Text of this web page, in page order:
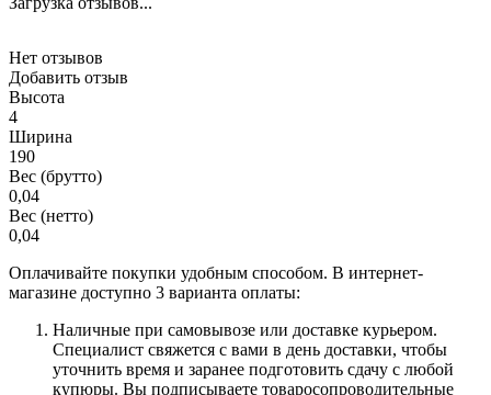
Нет отзывов
Добавить отзыв
Высота
4
Ширина
190
Вес (брутто)
0,04
Вес (нетто)
0,04
Оплачивайте покупки удобным способом. В интернет-
магазине доступно 3 варианта оплаты:
Наличные при самовывозе или доставке курьером.
Специалист свяжется с вами в день доставки, чтобы
уточнить время и заранее подготовить сдачу с любой
купюры. Вы подписываете товаросопроводительные